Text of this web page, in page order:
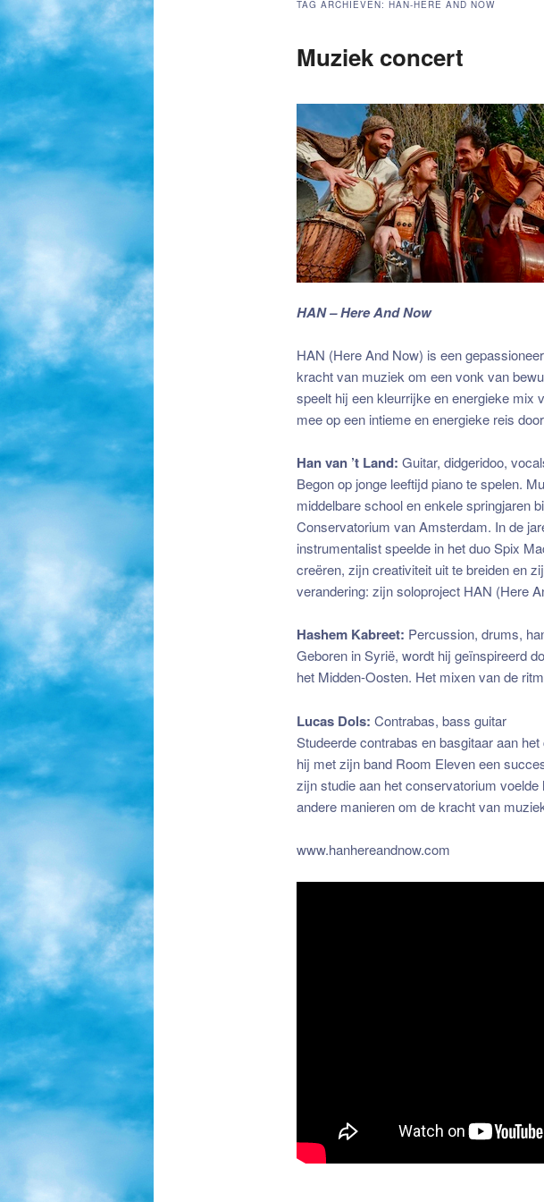
TAG ARCHIEVEN: HAN-HERE AND NOW
Muziek concert
HAN – Here And Now
HAN (Here And Now) is een
kracht van muziek om een vonk van
speelt hij een kleurrijke en energieke mix
mee op een intieme en energieke reis
Han van ’t Land: Guitar, didgeridoo,
Begon op jonge leeftijd piano te spelen.
middelbare school en enkele springjaren
Conservatorium van Amsterdam. In de
instrumentalist speelde in het duo Spix
creëren, zijn creativiteit uit te breiden en
verandering: zijn soloproject HAN (Here
Hashem Kabreet: Percussion, drums,
Geboren in Syrië, wordt hij geïnspireerd
het Midden-Oosten. Het mixen van de
Lucas Dols: Contrabas, bass guitar
Studeerde contrabas en basgitaar aan
hij met zijn band Room Eleven een
zijn studie aan het conservatorium
andere manieren om de kracht van
www.hanhereandnow.com